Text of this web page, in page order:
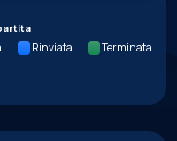
Rinviata Terminata